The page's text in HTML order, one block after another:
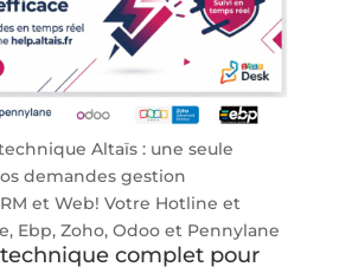
Altaïs : une seule
demandes gestion
et Web! Votre Hotline et
Ebp, Zoho, Odoo et Pennylane
complet pour